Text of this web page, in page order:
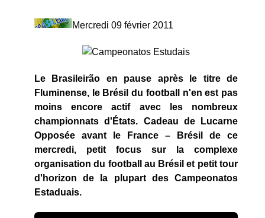
Mercredi 09 février 2011
Le Brasileirão en pause après le titre de
Fluminense, le Brésil du football n'en est pas
moins encore actif avec les nombreux
championnats d'États. Cadeau de Lucarne
Opposée avant le France – Brésil de ce
mercredi, petit focus sur la complexe
organisation du football au Brésil et petit tour
d'horizon de la plupart des Campeonatos
Estaduais.